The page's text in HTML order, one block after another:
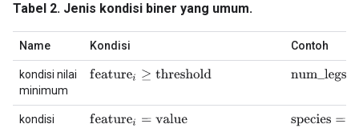
Tabel 2. Jenis kondisi biner yang umum.
Name Kondisi Contoh
kondisi nilai
minimum
featurei≥ hr eshold num_legs≥
kondisi
featurei= val ue species= ‘‘c